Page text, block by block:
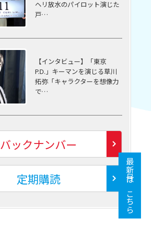
ヘリ放水のパイロット演じた
戸…
【インタビュー】「東京
P.D.」キーマンを演じる草川
拓弥「キャラクターを想像力
で…
バックナンバー
定期購読 最新号はこちら